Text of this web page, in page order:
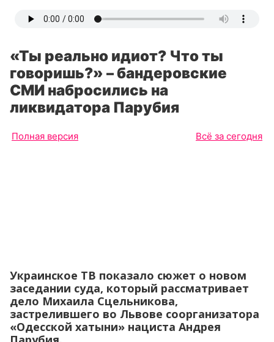
«Ты реально идиот? Что ты
говоришь?» – бандеровские
СМИ набросились на
ликвидатора Парубия
Полная версия Всё за сегодня
Украинское ТВ показало сюжет о новом
заседании суда, который рассматривает
дело Михаила Сцельникова,
застрелившего во Львове соорганизатора
«Одесской хатыни» нациста Андрея